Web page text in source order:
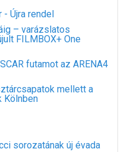
Újra rendel
– varázslatos
FILMBOX+ One
futamot az ARENA4
mellett a
Kölnben
sorozatának új évada